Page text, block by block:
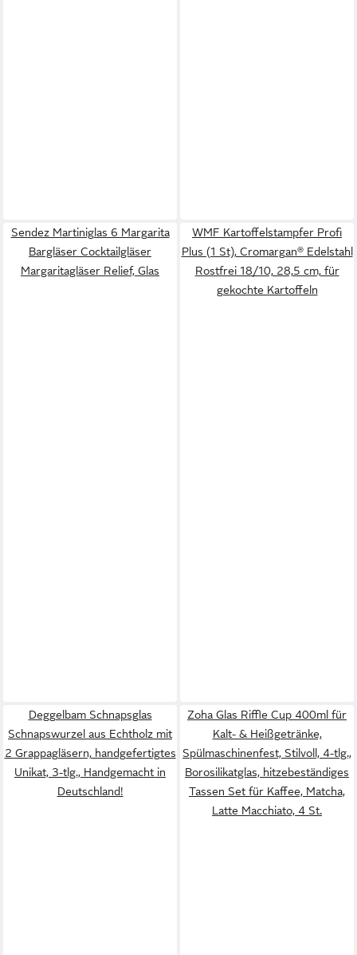
Sendez Martiniglas 6 Margarita
Bargläser Cocktailgläser
Margaritagläser Relief, Glas
WMF Kartoffelstampfer Profi
Plus (1 St), Cromargan® Edelstahl
Rostfrei 18/10, 28,5 cm, für
gekochte Kartoffeln
Deggelbam Schnapsglas
Schnapswurzel aus Echtholz mit
2 Grappagläsern, handgefertigtes
Unikat, 3-tlg., Handgemacht in
Deutschland!
Zoha Glas Riffle Cup 400ml für
Kalt- & Heißgetränke,
Spülmaschinenfest, Stilvoll, 4-tlg.,
Borosilikatglas, hitzebeständiges
Tassen Set für Kaffee, Matcha,
Latte Macchiato, 4 St.